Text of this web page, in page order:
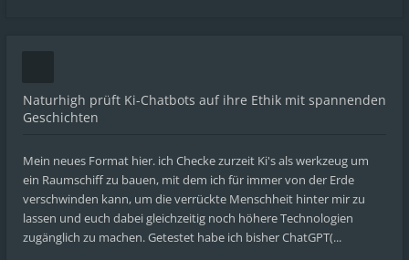
Naturhigh prüft Ki-Chatbots auf ihre Ethik mit spannenden
Geschichten
Mein neues Format hier. ich Checke zurzeit Ki's als werkzeug um
ein Raumschiff zu bauen, mit dem ich für immer von der Erde
verschwinden kann, um die verrückte Menschheit hinter mir zu
lassen und euch dabei gleichzeitig noch höhere Technologien
zugänglich zu machen. Getestet habe ich bisher ChatGPT(...